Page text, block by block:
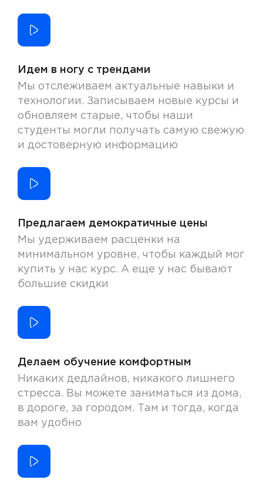
Идем в ногу с трендами
Мы отслеживаем актуальные навыки и
технологии. Записываем новые курсы и
обновляем старые, чтобы наши
студенты могли получать самую свежую
и достоверную информацию
Предлагаем демократичные цены
Мы удерживаем расценки на
минимальном уровне, чтобы каждый мог
купить у нас курс. А еще у нас бывают
большие скидки
Делаем обучение комфортным
Никаких дедлайнов, никакого лишнего
стресса. Вы можете заниматься из дома,
в дороге, за городом. Там и тогда, когда
вам удобно